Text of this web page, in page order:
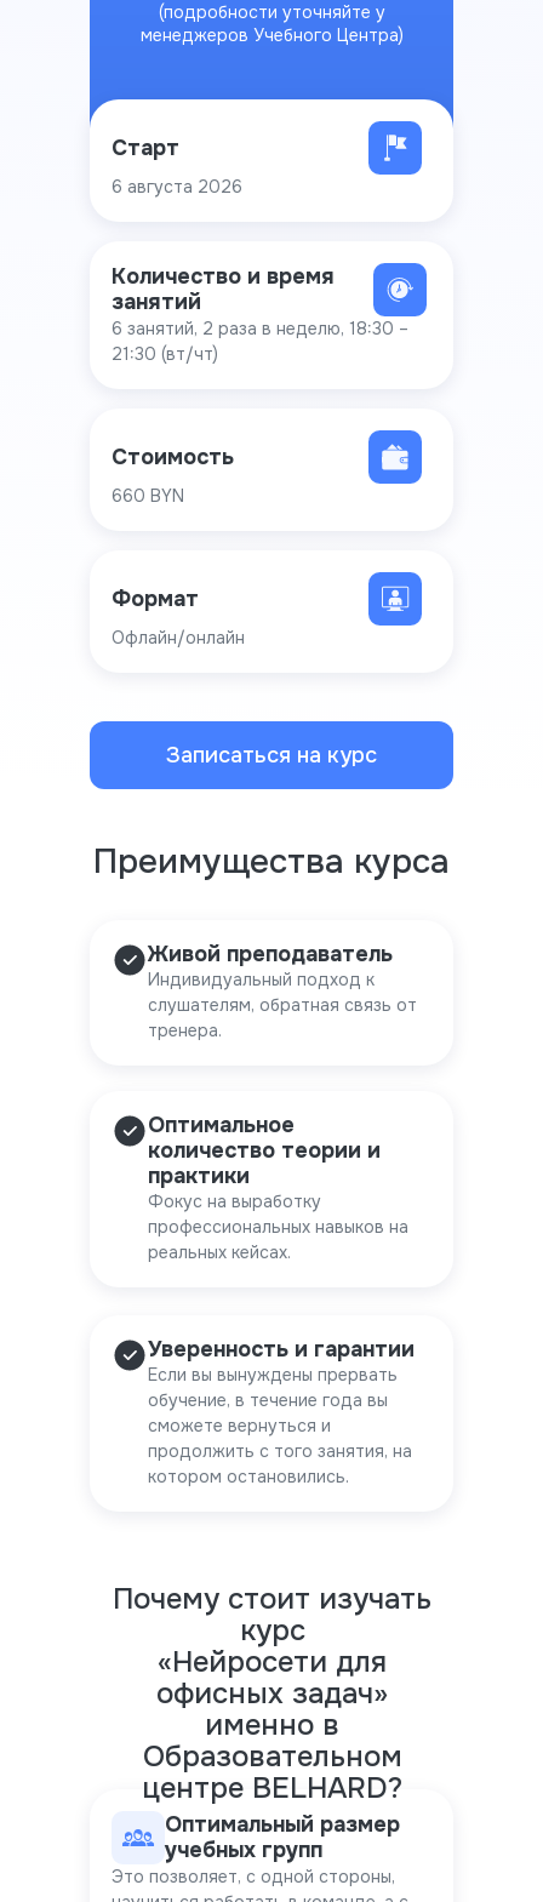
Записаться на курс
(подробности уточняйте у
менеджеров Учебного Центра)
Количество и время
занятий
6 занятий, 2 раза в неделю, 18:30 –
21:30 (вт/чт)
Стоимость
660 BYN
Формат
Офлайн/онлайн
Старт
6 августа 2026
Уверенность и гарантии
Если вы вынуждены прервать
обучение, в течение года вы
сможете вернуться и
продолжить с того занятия, на
котором остановились.
Оптимальное
количество теории и
практики
Фокус на выработку
профессиональных навыков на
реальных кейсах.
Живой преподаватель
Индивидуальный подход к
слушателям, обратная связь от
тренера.
Преимущества курса
Оптимальный размер
учебных групп
Это позволяет, с одной стороны,
Почему стоит изучать
курс
«Нейросети для
офисных задач»
именно в
Образовательном
центре BELHARD?